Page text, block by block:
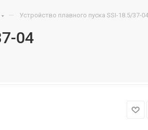
— Устройство плавного пуска SSI-18.5/37-04
04